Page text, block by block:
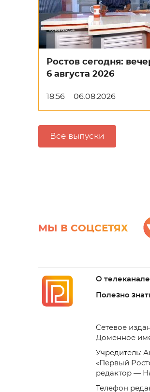
Ростов сегодня:
6 августа 2026
18:56 06.08.2026
Все выпуски
МЫ В СОЦСЕТЯХ
О телеканале
Полезно
Cетевое
Доменное
Учредитель:
«Первый
редактор —
Телефон